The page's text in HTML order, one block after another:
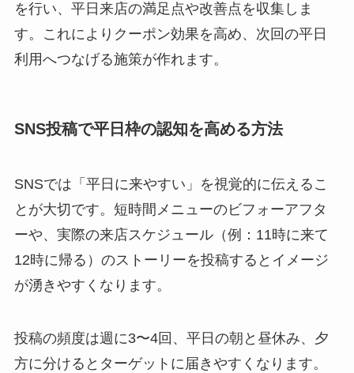
を行い、平日来店の満足点や改善点を収集しま
す。これによりクーポン効果を高め、次回の平日
利用へつなげる施策が作れます。
SNS投稿で平日枠の認知を高める方法
SNSでは「平日に来やすい」を視覚的に伝えるこ
とが大切です。短時間メニューのビフォーアフタ
ーや、実際の来店スケジュール（例：11時に来て
12時に帰る）のストーリーを投稿するとイメージ
が湧きやすくなります。
投稿の頻度は週に3〜4回、平日の朝と昼休み、夕
方に分けるとターゲットに届きやすくなります。